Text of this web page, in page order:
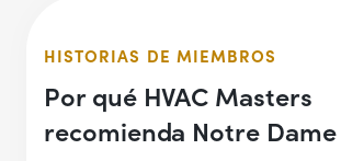
HISTORIAS DE MIEMBROS
Por qué HVAC Masters
recomienda Notre Dame